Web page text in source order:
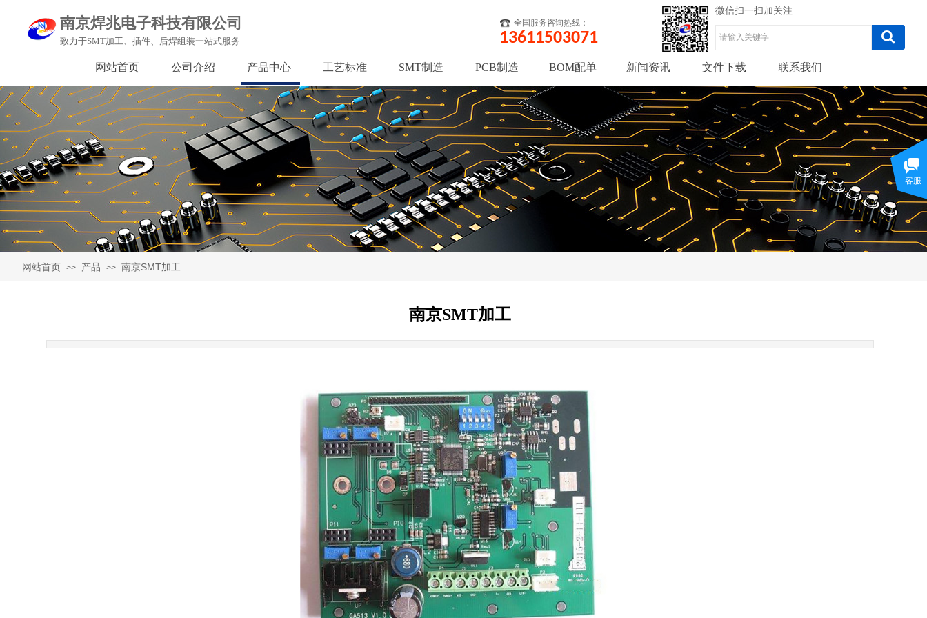
网站首页 >> 产品 >> 南京SMT加工
南京SMT加工
微信扫一扫加关注
13611503071
南京焊兆电子科技有限公司
致力于SMT加工、插件、后焊组装一站式服务
网站首页 公司介绍 产品中心 工艺标准 SMT制造 PCB制造 BOM配单 新闻资讯 文件下载 联系我们
全国服务咨询热线：
客服